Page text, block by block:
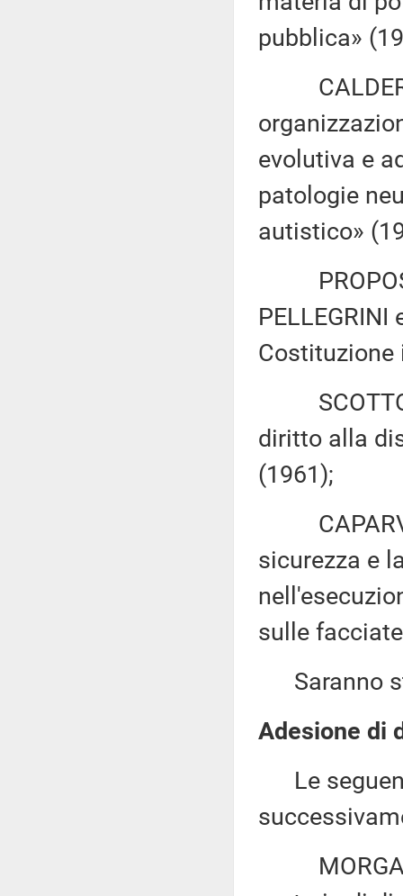
pubblica»
evolutiva e
patologie
autistico»
Costituzione
SCOTTO
diritto alla
(1961);
CAPARVI
sicurezza e
sulle
Saranno
Adesione di
Le